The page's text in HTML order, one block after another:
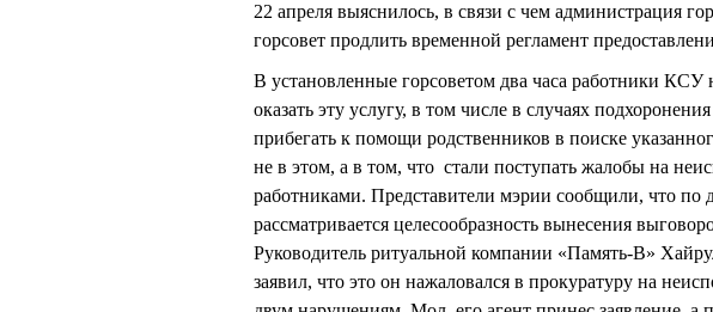
22 апреля выяснилось, в связи с чем администрация
горсовет продлить временной регламент
В установленные горсоветом два часа работники КСУ
оказать эту услугу, в том числе в случаях
прибегать к помощи родственников в поиске
не в этом, а в том, что стали поступать жалобы на
работниками. Представители мэрии сообщили, что по
рассматривается целесообразность вынесения
Руководитель ритуальной компании «Память-В»
заявил, что это он нажаловался в прокуратуру на